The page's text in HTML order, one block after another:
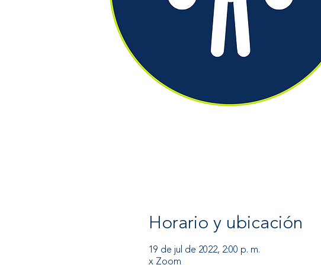
Horario y ubicación
19 de jul de 2022, 2:00 p. m.
x Zoom